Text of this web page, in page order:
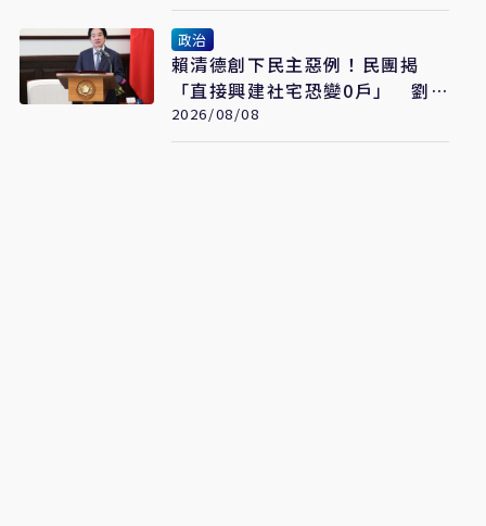
政治
賴清德創下民主惡例！民團揭
「直接興建社宅恐變0戶」 劉
世芳駁：以偏概全
2026/08/08